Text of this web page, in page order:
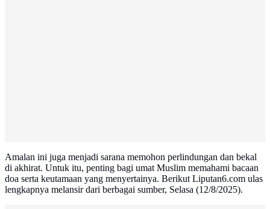
Amalan ini juga menjadi sarana memohon perlindungan dan bekal
di akhirat. Untuk itu, penting bagi umat Muslim memahami bacaan
doa serta keutamaan yang menyertainya. Berikut Liputan6.com ulas
lengkapnya melansir dari berbagai sumber, Selasa (12/8/2025).